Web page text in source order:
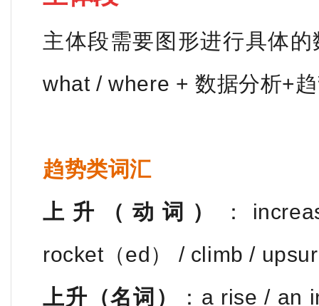
主体段需要图形进行具体
what / where + 数据分析+
趋势类词汇
上升（动词）
：
rocket（ed） / climb /
上升（名词）
：a rise / an